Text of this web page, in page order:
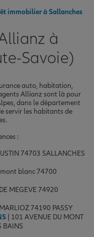
immobilier à Sallanches
à
Savoie)
auto, habitation,
Allianz sont là pour
dans le département
servir les habitants de
:
74703 SALLANCHES
mont blanc 74700
MEGEVE 74920
74190 PASSY
| 101 AVENUE DU MONT
BAINS